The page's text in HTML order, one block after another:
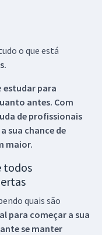
o que está
estudar para
antes. Com
de profissionais
sua chance de
maior.
todos
quais são
para começar a sua
se manter